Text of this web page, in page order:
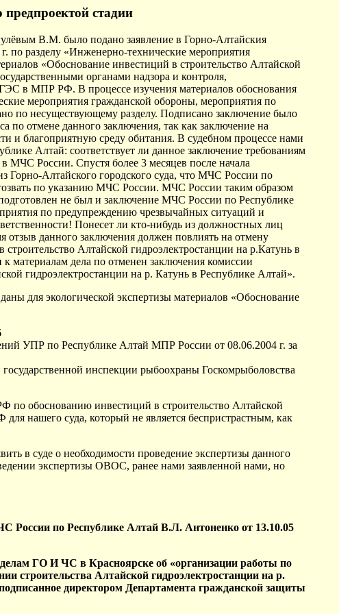
стадии
В.М. было подано заявление в Горно-Алтайския
по разделу «Инженерно-технические мероприятия
«Обоснование инвестиций в строительство Алтайской
органами надзора и контроля,
в МПР РФ. В процессе изучения материалов обоснования
мероприятия гражданской обороны, мероприятия по
по несуществующему разделу. Подписано заключение было
отмене данного заключения, так как заключение на
и благоприятную среду обитания. В судебном процессе нами
Алтай: соответствует ли данное заключение требованиям
МЧС России. Спустя более 3 месяцев после начала
Горно-Алтайского городского суда, что МЧС России по
по указанию МЧС России. МЧС России таким образом
не был и заключение МЧС России по Республике
по предупреждению чрезвычайных ситуаций и
Понесет ли кто-нибудь из должностных лиц
данного заключения должен повлиять на отмену
Алтайской гидроэлектростанции на р.Катунь в
дела по отменен заключения комиссии
гидроэлектростанции на р. Катунь в Республике Алтай».
для экологической экспертизы материалов «Обоснование
УПР по Республике Алтай МПР России от 08.06.2004 г. за
инспекции рыбоохраны Госкомрыболовства
обоснованию инвестиций в строительство Алтайской
нашего суда, который не является беспристрастным, как
в суде о необходимости проведение экспертизы данного
экспертизы ОВОС, ранее нами заявленной нами, но
по Республике Алтай В.Л. Антоненко от 13.10.05
ГО И ЧС в Красноярске об «организации работы по
строительства Алтайской гидроэлектростанции на р.
директором Департамента гражданской защиты